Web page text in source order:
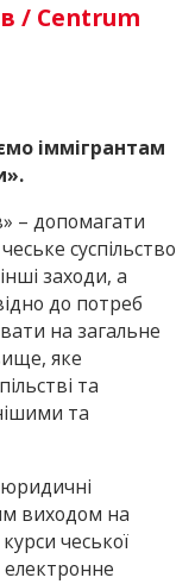
/ Centrum
іммігрантам
– допомагати
суспільство
заходи, а
до потреб
на загальне
яке
та
та
виходом на
чеської